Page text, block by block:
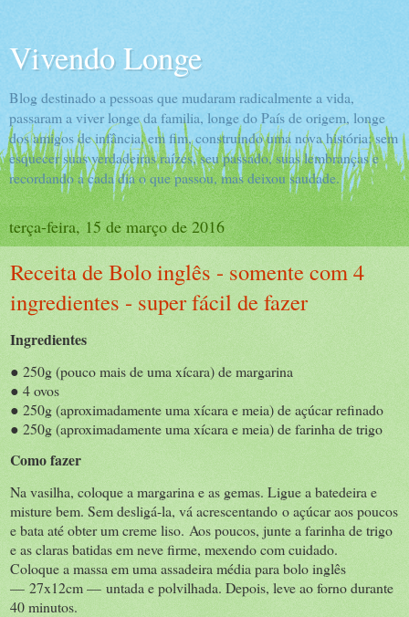
Vivendo Longe
Blog destinado a pessoas que mudaram radicalmente a vida,
passaram a viver longe da familia, longe do País de origem, longe
dos amigos de infância, em fim, construindo uma nova história; sem
esquecer suas verdadeiras raízes, seu passado, suas lembranças e
recordando a cada dia o que passou, mas deixou saudade.
terça-feira, 15 de março de 2016
Receita de Bolo inglês - somente com 4
ingredientes - super fácil de fazer
Ingredientes
● 250g (pouco mais de uma xícara) de margarina
● 4 ovos
● 250g (aproximadamente uma xícara e meia) de açúcar refinado
● 250g (aproximadamente uma xícara e meia) de farinha de trigo
Como fazer
Na vasilha, coloque a margarina e as gemas. Ligue a batedeira e
misture bem. Sem desligá-la, vá acrescentando o açúcar aos poucos
e bata até obter um creme liso. Aos poucos, junte a farinha de trigo
e as claras batidas em neve firme, mexendo com cuidado.
Coloque a massa em uma assadeira média para bolo inglês
— 27x12cm — untada e polvilhada. Depois, leve ao forno durante
40 minutos.